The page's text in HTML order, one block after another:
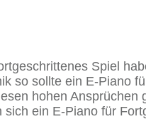
Spiel
so sollte ein E-Piano
hohen
sich ein E-Piano für